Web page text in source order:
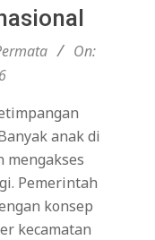
On:
anak di
Pemerintah
konsep
kecamatan